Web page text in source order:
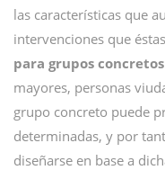
las características que
intervenciones que éstas
para grupos
mayores, personas
grupo concreto puede
determinadas, y por
diseñarse en base a